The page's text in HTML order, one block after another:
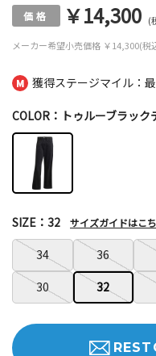
獲得ステージマイル：
メーカー希望小売価格 ￥14,300(税
￥14,300 (
COLOR：トゥルーブラック
34 36
30
32
SIZE：32 サイズガイドはこ